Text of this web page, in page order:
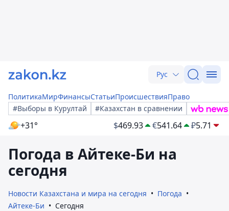
Рус
ПолитикаМирФинансыСтатьиПроисшествияПраво
#Выборы в Курултай
#Казахстан в сравнении
+31° $469.93 €541.64 ₽5.71
Погода в Айтеке-Би на
сегодня
Новости Казахстана и мира на сегодня
Погода
Айтеке-Би
Сегодня